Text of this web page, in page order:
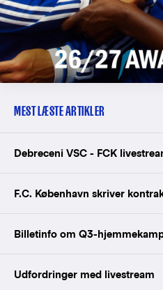
MEST LÆSTE ARTIKLER
Debreceni VSC - FCK
F.C. København skriver
Billetinfo om Q3-
Udfordringer med livestream